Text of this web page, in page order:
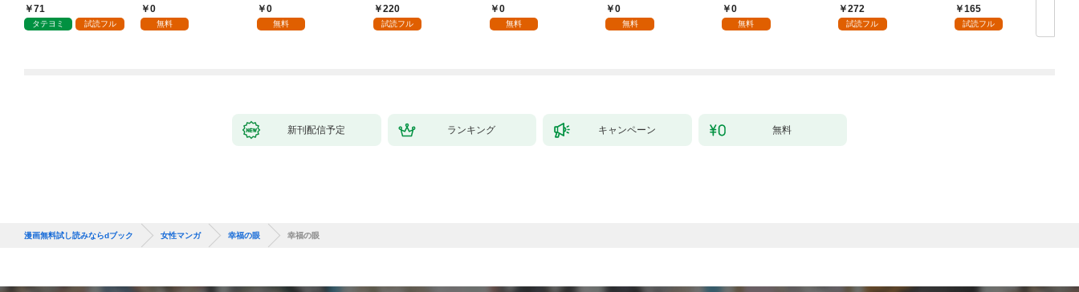
ていただきます！
71
タテヨミ 試読フル
0
無料
抱かれて困ってます 第
1話
0
無料
してさしあげます！1
220
試読フル
1 0
無料
様 1話
0
無料
0
無料
嫁として溺愛されてい
ます【単話】（１）
272
試読フル
り］ 第1話
165
試読フル
新刊配信予定 ランキング キャンペーン 無料
漫画無料試し読みならdブック 女性マンガ 幸福の眼 幸福の眼